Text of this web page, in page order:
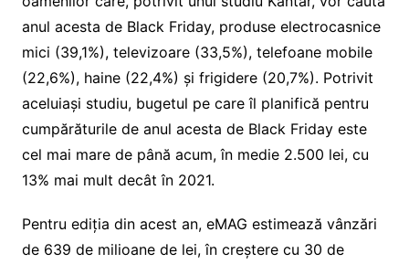
anul acesta de Black Friday, produse electrocasnice
mici (39,1%)​, televizoare (33,5%), telefoane mobile
(22,6%), haine (22,4%​) și frigidere (20,7%​). Potrivit
aceluiași studiu, bugetul pe care îl planifică pentru
cumpărăturile de anul acesta de Black Friday este
cel mai mare de până acum, în medie 2.500 lei, cu
13% mai mult decât în 2021.
Pentru ediția din acest an, eMAG estimează vânzări
de 639 de milioane de lei, în creștere cu 30 de